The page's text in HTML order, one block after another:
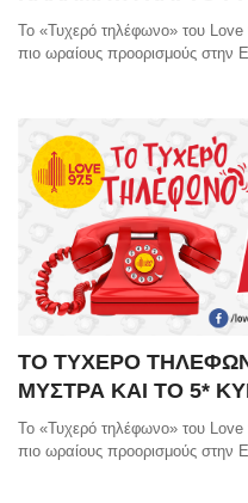
Το «Τυχερό τηλέφωνο» του Love
πιο ωραίους προορισμούς στην
ΤΟ ΤΥΧΕΡΟ
ΜΥΣΤΡΑ ΚΑΙ ΤΟ 5*
Το «Τυχερό τηλέφωνο» του Love
πιο ωραίους προορισμούς στην